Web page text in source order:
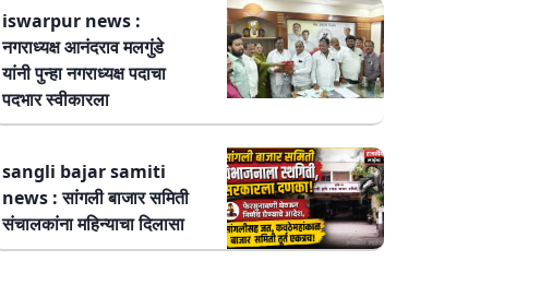
iswarpur news :
नगराध्यक्ष आनंदराव मलगुंडे
यांनी पुन्हा नगराध्यक्ष पदाचा
पदभार स्वीकारला
sangli bajar samiti
news : सांगली बाजार समिती
संचालकांना महिन्याचा दिलासा